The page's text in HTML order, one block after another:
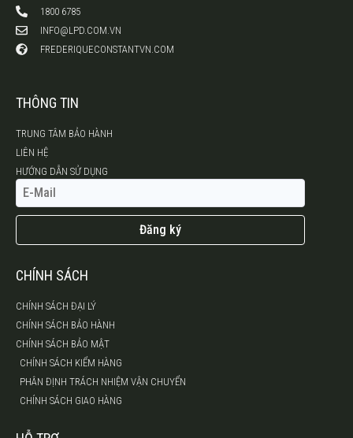
1800 6785
INFO@LPD.COM.VN
FREDERIQUECONSTANTVN.COM
THÔNG TIN
TRUNG TÂM BẢO HÀNH
LIÊN HỆ
HƯỚNG DẪN SỬ DỤNG
Đăng ký
CHÍNH SÁCH
CHÍNH SÁCH ĐẠI LÝ
CHÍNH SÁCH BẢO HÀNH
CHÍNH SÁCH BẢO MẬT
CHÍNH SÁCH KIỂM HÀNG
PHÂN ĐỊNH TRÁCH NHIỆM VẬN CHUYỂN
CHÍNH SÁCH GIAO HÀNG